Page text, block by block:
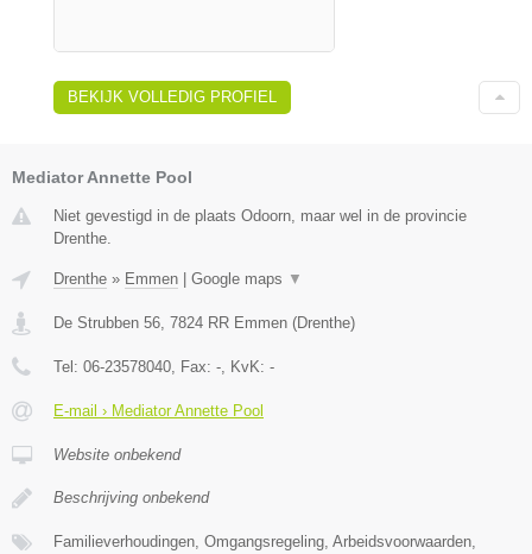
BEKIJK VOLLEDIG PROFIEL
Mediator Annette Pool
Niet gevestigd in de plaats Odoorn, maar wel in de provincie
Drenthe.
Drenthe » Emmen Google maps ▼
De Strubben 56, 7824 RR Emmen (Drenthe)
Tel: 06-23578040, Fax: -, KvK: -
E-mail › Mediator Annette Pool
Website onbekend
Beschrijving onbekend
Familieverhoudingen, Omgangsregeling, Arbeidsvoorwaarden,